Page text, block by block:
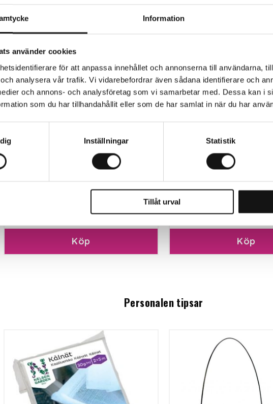
Information
använder cookies
för att anpassa innehållet och annonserna till användarna,
analysera vår trafik. Vi vidarebefordrar även sådana identifierare och
och annons- och analysföretag som vi samarbetar med. Dessa kan i
som du har tillhandahållit eller som de har samlat in när du har
Inställningar Statistik
Tillåt urval
Algomin Flytande Näring 1L KRAV
Köp
Fiberduksbåge svart 2
pallkrage)
119 kr
Köp
Personalen tipsar